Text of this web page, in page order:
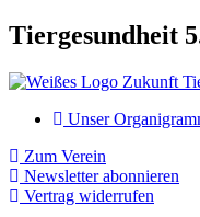
Tiergesundheit
Unser
Zum Verein
Newsletter abonnieren
Vertrag widerrufen